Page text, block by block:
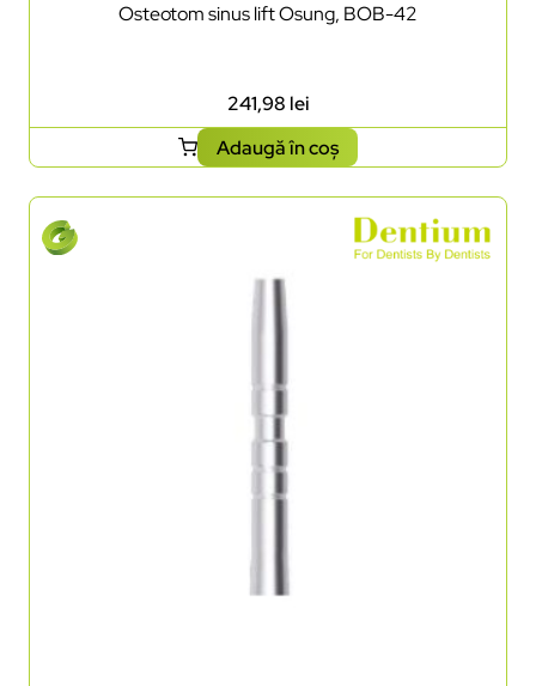
Osteotom sinus lift Osung, BOB-42
241,98 lei
Adaugă în coș